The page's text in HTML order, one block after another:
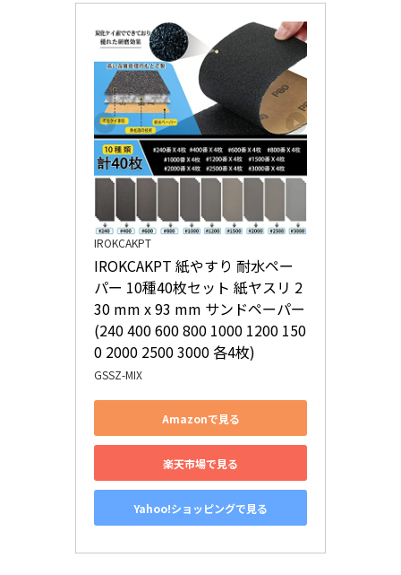
IROKCAKPT
IROKCAKPT 紙やすり 耐水ペー
パー 10種40枚セット 紙ヤスリ 2
30 mm x 93 mm サンドペーパー
(240 400 600 800 1000 1200 150
0 2000 2500 3000 各4枚)
GSSZ-MIX
Amazonで見る
楽天市場で見る
Yahoo!ショッピングで見る